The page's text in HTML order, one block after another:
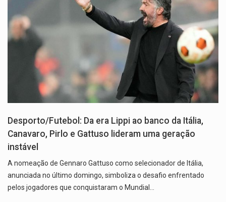
Desporto/Futebol: Da era Lippi ao banco da Itália,
Canavaro, Pirlo e Gattuso lideram uma geração
instável
A nomeação de Gennaro Gattuso como selecionador de Itália,
anunciada no último domingo, simboliza o desafio enfrentado
pelos jogadores que conquistaram o Mundial…